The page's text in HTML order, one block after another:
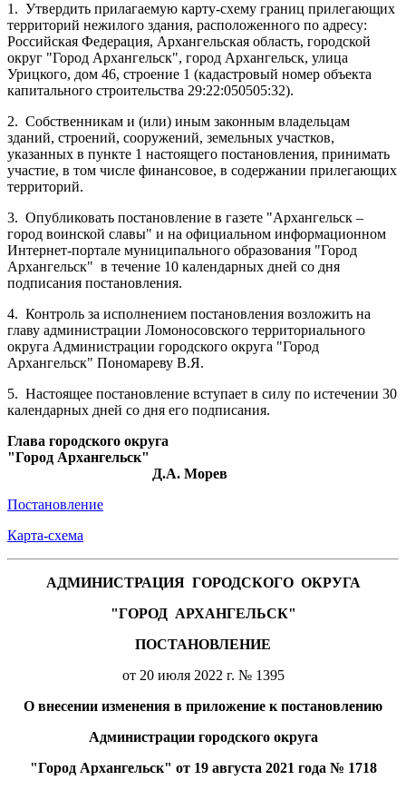
1. Утвердить прилагаемую карту-схему границ прилегающих
территорий нежилого здания, расположенного по адресу:
Российская Федерация, Архангельская область, городской
округ "Город Архангельск", город Архангельск, улица
Урицкого, дом 46, строение 1 (кадастровый номер объекта
капитального строительства 29:22:050505:32).
2. Собственникам и (или) иным законным владельцам
зданий, строений, сооружений, земельных участков,
указанных в пункте 1 настоящего постановления, принимать
участие, в том числе финансовое, в содержании прилегающих
территорий.
3. Опубликовать постановление в газете "Архангельск –
город воинской славы" и на официальном информационном
Интернет-портале муниципального образования "Город
Архангельск" в течение 10 календарных дней со дня
подписания постановления.
4. Контроль за исполнением постановления возложить на
главу администрации Ломоносовского территориального
округа Администрации городского округа "Город
Архангельск" Пономареву В.Я.
5. Настоящее постановление вступает в силу по истечении 30
календарных дней со дня его подписания.
Глава городского округа
"Город Архангельск"
Д.А. Морев
Постановление
Карта-схема
АДМИНИСТРАЦИЯ ГОРОДСКОГО ОКРУГА
"ГОРОД АРХАНГЕЛЬСК"
ПОСТАНОВЛЕНИЕ
от 20 июля 2022 г. № 1395
О внесении изменения в приложение к постановлению
Администрации городского округа
"Город Архангельск" от 19 августа 2021 года № 1718